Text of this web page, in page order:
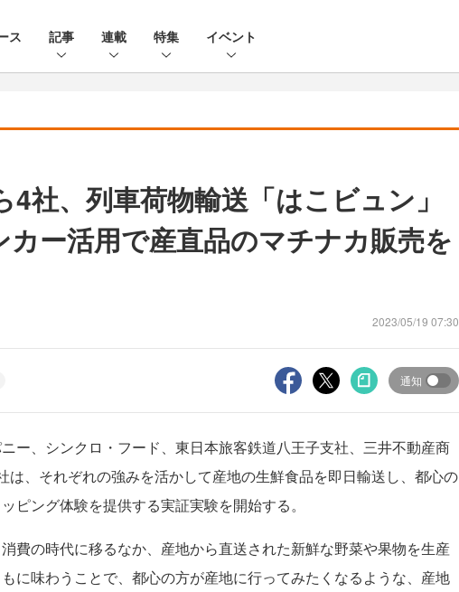
ス 記事 連載 特集 イベント
4社、列車荷物輸送「はこビュン」
カー活用で産直品のマチナカ販売を
2023/05/19 07:30
通知
ー、シンクロ・フード、東日本旅客鉄道八王子支社、三井不動産商
は、それぞれの強みを活かして産地の生鮮食品を即日輸送し、都心の
ピング体験を提供する実証実験を開始する。
費の時代に移るなか、産地から直送された新鮮な野菜や果物を生産
に味わうことで、都心の方が産地に行ってみたくなるような、産地